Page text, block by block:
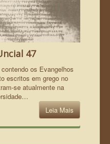
47
os Evangelhos
escritos em grego no
se atualmente na
Leia Mais